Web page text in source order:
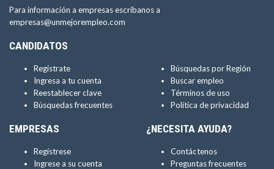
Para información a empresas escríbanos a
empresas@unmejorempleo.com
CANDIDATOS
Regístrate
Ingresa a tu cuenta
Reestablecer clave
Búsquedas frecuentes
Búsquedas por Región
Buscar empleo
Términos de uso
Política de privacidad
EMPRESAS
Regístrese
Ingrese a su cuenta
¿NECESITA AYUDA?
Contáctenos
Preguntas frecuentes